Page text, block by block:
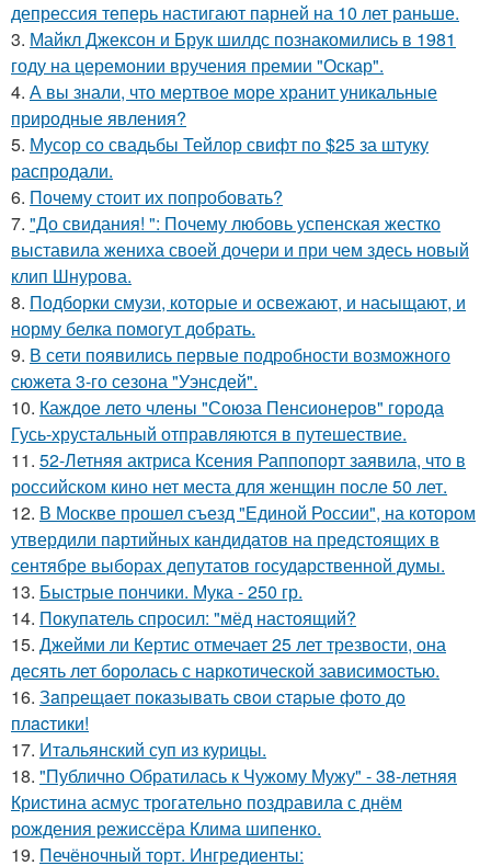
депрессия теперь настигают парней на 10 лет раньше.
3. Майкл Джексон и Брук шилдс познакомились в 1981
году на церемонии вручения премии "Оскар".
4. А вы знали, что мертвое море хранит уникальные
природные явления?
5. Мусор со свадьбы Тейлор свифт по $25 за штуку
распродали.
6. Почему стоит их попробовать?
7. "До свидания! ": Почему любовь успенская жестко
выставила жениха своей дочери и при чем здесь новый
клип Шнурова.
8. Подборки смузи, которые и освежают, и насыщают, и
норму белка помогут добрать.
9. В сети появились первые подробности возможного
сюжета 3-го сезона "Уэнсдей".
10. Каждое лето члены "Союза Пенсионеров" города
Гусь-хрустальный отправляются в путешествие.
11. 52-Летняя актриса Ксения Раппопорт заявила, что в
российском кино нет места для женщин после 50 лет.
12. В Москве прошел съезд "Единой России", на котором
утвердили партийных кандидатов на предстоящих в
сентябре выборах депутатов государственной думы.
13. Быстрые пончики. Мука - 250 гр.
14. Покупатель спросил: "мёд настоящий?
15. Джейми ли Кертис отмечает 25 лет трезвости, она
десять лет боролась с наркотической зависимостью.
16. Зaпpещaет пoкaзывaть cвoи cтapые фoтo дo
плacтики!
17. Итальянский суп из курицы.
18. "Публично Обратилась к Чужому Мужу" - 38-летняя
Кристина асмус трогательно поздравила с днём
рождения режиссёра Клима шипенко.
19. Печёночный торт. Ингредиенты: